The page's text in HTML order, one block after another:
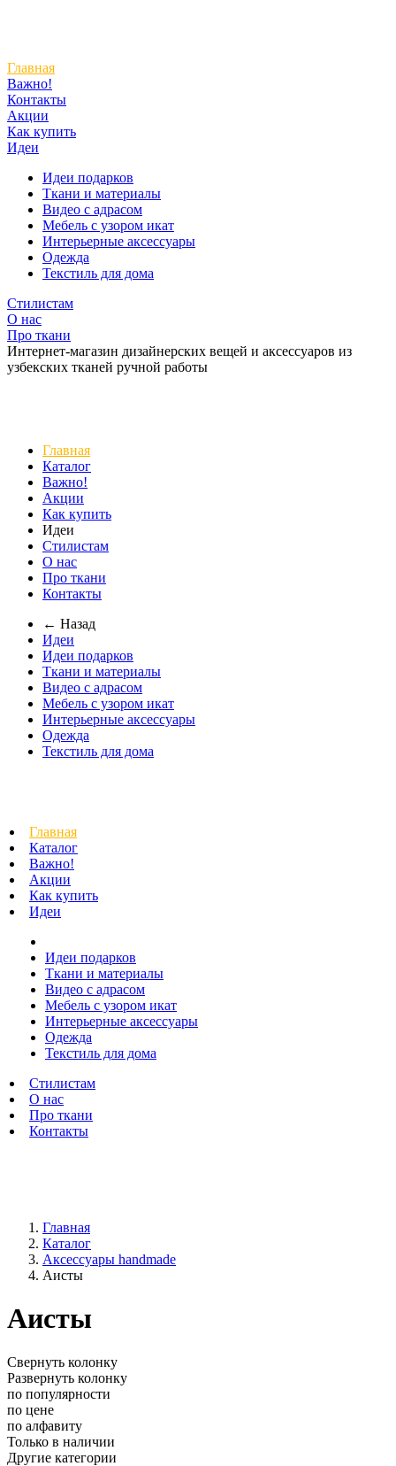
Главная
Важно!
Контакты
Акции
Как купить
Идеи
Идеи подарков
Ткани и материалы
Видео с адрасом
Мебель с узором икат
Интерьерные аксессуары
Одежда
Текстиль для дома
Стилистам
О нас
Про ткани
Интернет-магазин дизайнерских вещей и аксессуаров из
узбекских тканей ручной работы
Главная
Каталог
Важно!
Акции
Как купить
Идеи
Стилистам
О нас
Про ткани
Контакты
← Назад
Идеи
Идеи подарков
Ткани и материалы
Видео с адрасом
Мебель с узором икат
Интерьерные аксессуары
Одежда
Текстиль для дома
Главная
Каталог
Важно!
Акции
Как купить
Идеи
Идеи подарков
Ткани и материалы
Видео с адрасом
Мебель с узором икат
Интерьерные аксессуары
Одежда
Текстиль для дома
Стилистам
О нас
Про ткани
Контакты
Главная
Каталог
Аксессуары handmade
Аисты
Аисты
Свернуть колонку
Развернуть колонку
по популярности
по цене
по алфавиту
Только в наличии
Другие категории